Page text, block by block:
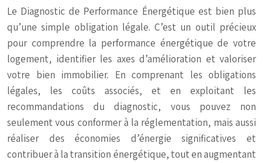
Le Diagnostic de Performance Énergétique est bien plus
qu’une simple obligation légale. C’est un outil précieux
pour comprendre la performance énergétique de votre
logement, identifier les axes d’amélioration et valoriser
votre bien immobilier. En comprenant les obligations
légales, les coûts associés, et en exploitant les
recommandations du diagnostic, vous pouvez non
seulement vous conformer à la réglementation, mais aussi
réaliser des économies d’énergie significatives et
contribuer à la transition énergétique, tout en augmentant